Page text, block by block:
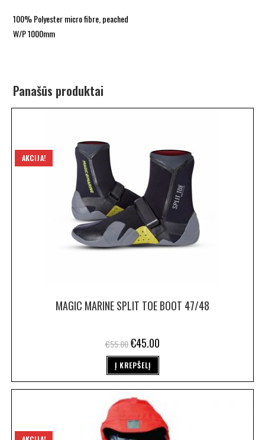
100% Polyester micro fibre, peached
W/P 1000mm
Panašūs produktai
AKCIJA!
MAGIC MARINE SPLIT TOE BOOT 47/48
€55.00€45.00
Į KREPŠELĮ